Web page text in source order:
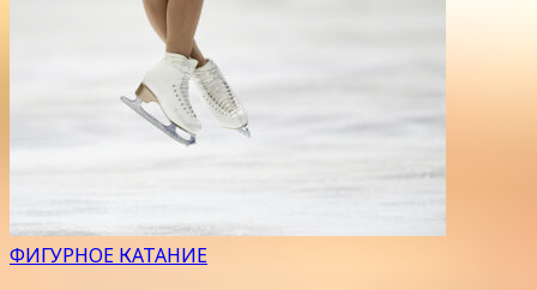
ФИГУРНОЕ КАТАНИЕ